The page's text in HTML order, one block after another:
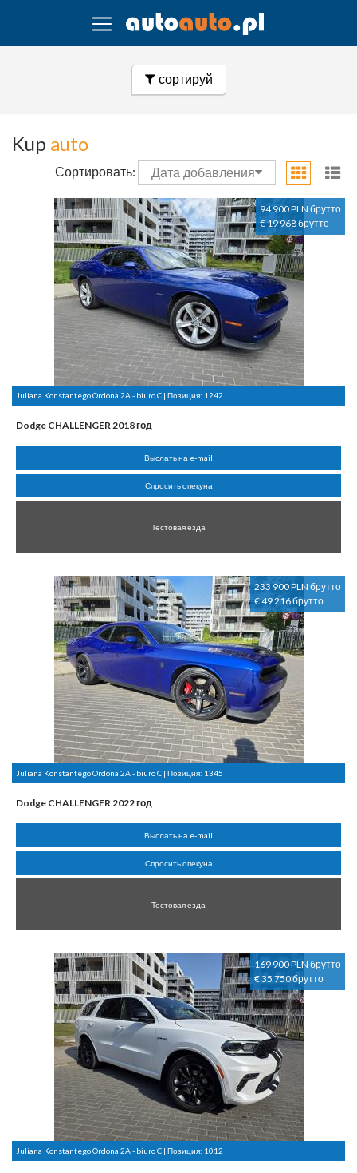
сортируй
Kup auto
Сортировать: Дата добавления
94 900 PLN брутто
€ 19 968 брутто
Juliana Konstantego Ordona 2A - biuro C | Позиция: 1242
Dodge CHALLENGER 2018 год
Выслать на e-mail
Спросить опекуна
Тестовая езда
233 900 PLN брутто
€ 49 216 брутто
Juliana Konstantego Ordona 2A - biuro C | Позиция: 1345
Dodge CHALLENGER 2022 год
Выслать на e-mail
Спросить опекуна
Тестовая езда
169 900 PLN брутто
€ 35 750 брутто
Juliana Konstantego Ordona 2A - biuro C | Позиция: 1012